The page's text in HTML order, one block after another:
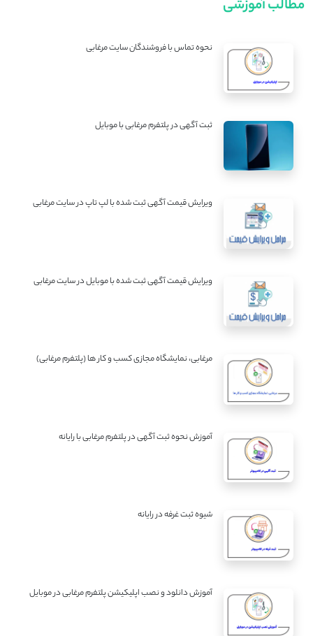
مطالب آموزشی
نحوه تماس با فروشندگان سایت مرغابی
ثبت آگهی در پلتفرم مرغابی با موبایل
ویرایش قیمت آگهی ثبت شده با لپ تاپ در سایت مرغابی
ویرایش قیمت آگهی ثبت شده با موبایل در سایت مرغابی
مرغابی، نمایشگاه مجازی کسب و کار ها (پلتفرم مرغابی)
آموزش نحوه ثبت آگهی در پلتفرم مرغابی با رایانه
شیوه ثبت غرفه در رایانه
آموزش دانلود و نصب اپلیکیشن پلتفرم مرغابی در موبایل